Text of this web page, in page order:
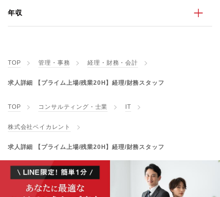
年収
TOP 管理・事務 経理・財務・会計
求人詳細 【プライム上場/残業20H】経理/財務スタッフ
TOP コンサルティング・士業 IT
株式会社ベイカレント
求人詳細 【プライム上場/残業20H】経理/財務スタッフ